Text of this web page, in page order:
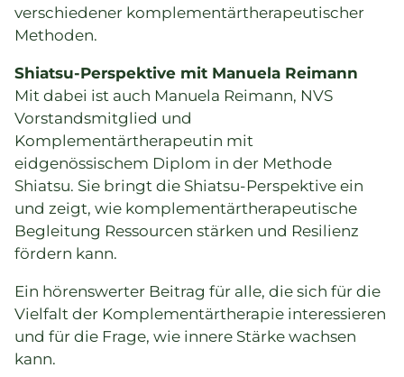
verschiedener komplementärtherapeutischer
Methoden.
Shiatsu-Perspektive mit Manuela Reimann
Mit dabei ist auch Manuela Reimann, NVS
Vorstandsmitglied und
Komplementärtherapeutin mit
eidgenössischem Diplom in der Methode
Shiatsu. Sie bringt die Shiatsu-Perspektive ein
und zeigt, wie komplementärtherapeutische
Begleitung Ressourcen stärken und Resilienz
fördern kann.
Ein hörenswerter Beitrag für alle, die sich für die
Vielfalt der Komplementärtherapie interessieren
und für die Frage, wie innere Stärke wachsen
kann.